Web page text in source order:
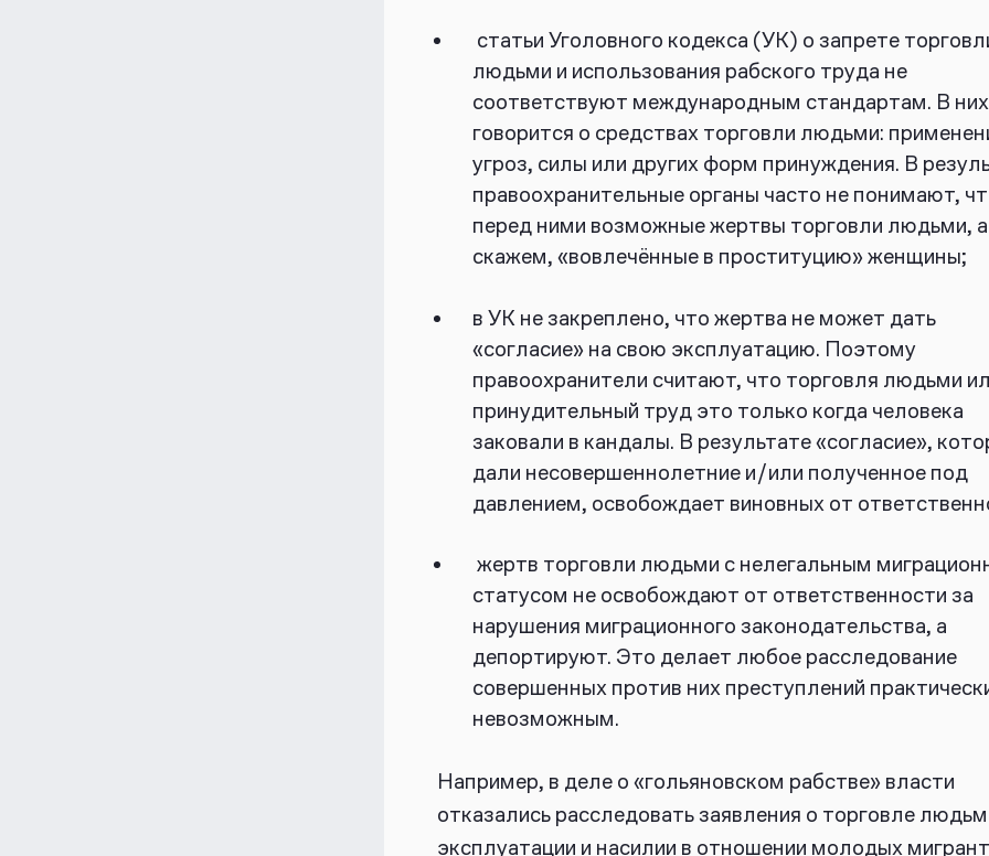
статьи Уголовного кодекса (УК) о запрете
людьми и использования рабского труда не
соответствуют международным стандартам. В
говорится о средствах торговли людьми:
угроз, силы или других форм принуждения. В
правоохранительные органы часто не понимают,
перед ними возможные жертвы торговли людьми,
скажем, «вовлечённые в проституцию» женщины;
в УК не закреплено, что жертва не может дать
«согласие» на свою эксплуатацию. Поэтому
правоохранители считают, что торговля людьми
принудительный труд это только когда человека
заковали в кандалы. В результате «согласие»,
дали несовершеннолетние и/или полученное под
давлением, освобождает виновных от
жертв торговли людьми с нелегальным
статусом не освобождают от ответственности за
нарушения миграционного законодательства, а
депортируют. Это делает любое расследование
совершенных против них преступлений
невозможным.
Например, в деле о «гольяновском рабстве» власти
отказались расследовать заявления о торговле
эксплуатации и насилии в отношении молодых